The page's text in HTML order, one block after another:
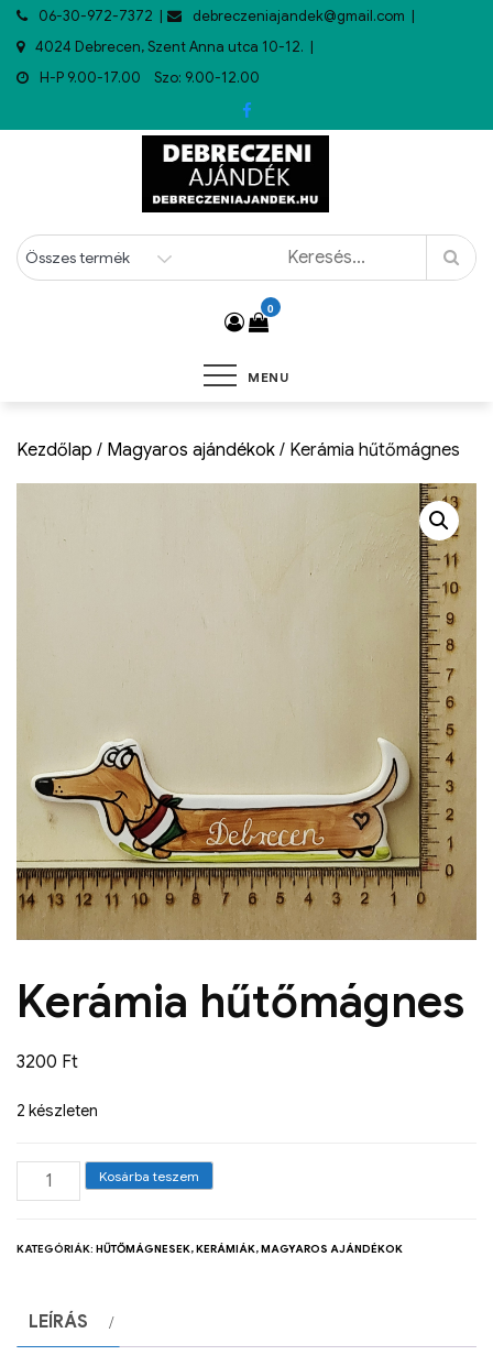
06-30-972-7372
debreczeniajandek@gmail.com
4024 Debrecen, Szent Anna utca 10-12.
H-P 9.00-17.00 Szo: 9.00-12.00
0
MENU
Kezdőlap / Magyaros ajándékok / Kerámia hűtőmágnes
Kerámia hűtőmágnes
3200 Ft
2 készleten
Kosárba teszem
KATEGÓRIÁK: HŰTŐMÁGNESEK,KERÁMIÁK,MAGYAROS AJÁNDÉKOK
LEÍRÁS